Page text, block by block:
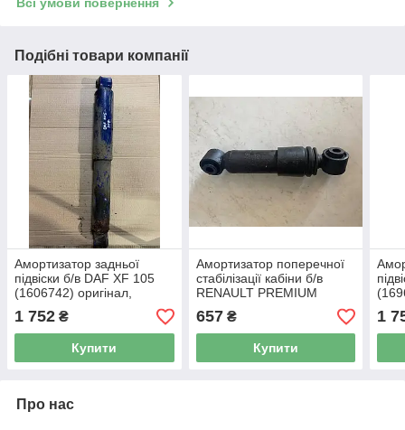
Подібні товари компанії
Амортизатор задньої
підвіски б/в DAF XF 105
(1606742) оригінал,
590х100х100 мм
1 752 ₴
Купити
Амортизатор поперечної
стабілізації кабіни б/в
RENAULT PREMIUM
(25379070, 7420840318)
оригінал, 350х50х50 мм
657₴
Купити
1
Про нас